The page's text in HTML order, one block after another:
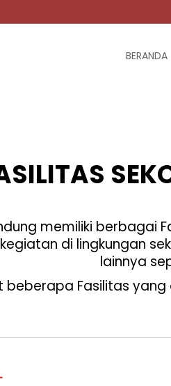
BERANDA
memiliki
di lingkungan
lainnya
beberapa Fasilitas yang